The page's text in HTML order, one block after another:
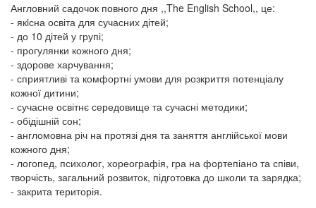
Англовний садочок повного дня ,,The English School,, це:
- якiсна освіта для сучасних дітей;
- до 10 дітей у групі;
- прогулянки кожного дня;
- здорове харчування;
- сприятливі та комфортні умови для розкриття потенціалу
кожної дитини;
- сучасне освітнє середовище та сучасні методики;
- обідішній сон;
- англомовна річ на протязі дня та заняття англійської мови
кожного дня;
- логопед, психолог, хореографія, гра на фортепіано та співи,
творчість, загальний розвиток, підготовка до школи та зарядка;
- закрита територія.